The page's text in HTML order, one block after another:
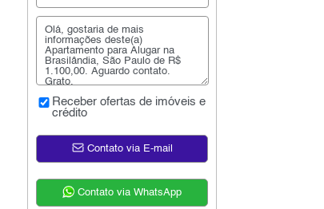
Receber ofertas de imóveis e
crédito
Contato via E-mail
Contato via WhatsApp